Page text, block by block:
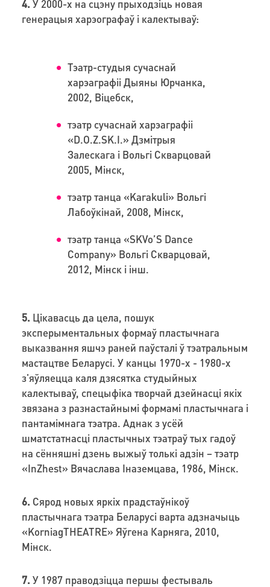
4. У 2000-х на сцэну прыходзіць новая
генерацыя харэографаў і калектываў:
Тэатр-студыя сучаснай
харэаграфіі Дыяны Юрчанка,
2002, Віцебск,
тэатр сучаснай харэаграфіі
«D.O.Z.SK.I.» Дзмітрыя
Залескага і Вольгі Скварцовай
2005, Мінск,
тэатр танца «Karakuli» Вольгі
Лабоўкінай, 2008, Мінск,
тэатр танца «SKVo’S Dance
Company» Вольгі Скварцовай,
2012, Мінск і інш.
5. Цікавасць да цела, пошук
эксперыментальных формаў пластычнага
выказвання яшчэ раней паўсталі ў тэатральным
мастацтве Беларусі. У канцы 1970-х - 1980-х
з'яўляецца каля дзясятка студыйных
калектываў, спецыфіка творчай дзейнасці якіх
звязана з разнастайнымі формамі пластычнага і
пантамімнага тэатра. Аднак з усёй
шматстатнасці пластычных тэатраў тых гадоў
на сённяшні дзень выжыў толькі адзін – тэатр
«InZhest» Вячаслава Іназемцава, 1986, Мінск.
6. Сярод новых яркіх прадстаўнікоў
пластычнага тэатра Беларусі варта адзначыць
«KorniagTHEATRE» Яўгена Карняга, 2010,
Мінск.
7. У 1987 праводзіцца першы фестываль